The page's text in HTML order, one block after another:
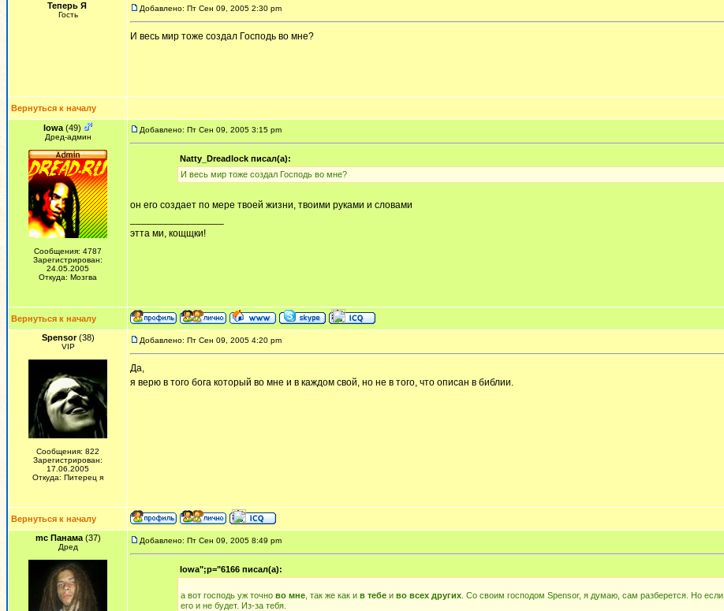
Теперь Я
Гость
Добавлено: Пт Сен 09, 2005 2:30 pm
И весь мир тоже создал Господь во мне?
Вернуться к началу
Iowa (49)
Дред-админ
Сообщения: 4787
Зарегистрирован:
24.05.2005
Откуда: Мозгва
Добавлено: Пт Сен 09, 2005 3:15 pm
Natty_Dreadlock писал(а):
И весь мир тоже создал Господь во мне?
он его создает по мере твоей жизни, твоими руками и словами
этта ми, кощщки!
Вернуться к началу
Spensor(38)
VIP
Сообщения: 822
Зарегистрирован:
17.06.2005
Откуда: Питерец я
Добавлено: Пт Сен 09, 2005 4:20 pm
Да,
я верю в того бога который во мне и в каждом свой, но не в того, что описан в библии.
Вернуться к началу
mc Панама(37)
Дред
Добавлено: Пт Сен 09, 2005 8:49 pm
Iowa";p="6166 писал(а):
а вот господь уж точно во мне, так же как и в тебеи во всех других. Со своим господом Spensor, я думаю, сам разберется. Но если
его и не будет. Из-за тебя.